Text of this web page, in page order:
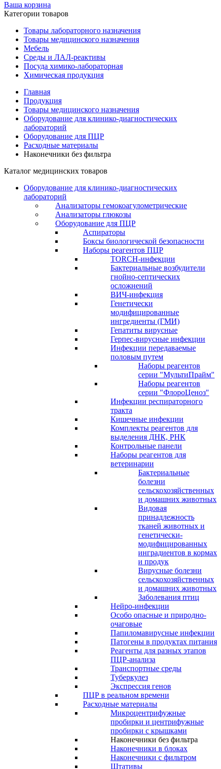
Ваша корзина
Категории товаров
Товары лабораторного назначения
Товары медицинского назначения
Мебель
Среды и ЛАЛ-реактивы
Посуда химико-лабораторная
Химическая продукция
Главная
Продукция
Товары медицинского назначения
Оборудование для клинико-диагностических
лабораторий
Оборудование для ПЦР
Расходные материалы
Наконечники без фильтра
Каталог медицинских товаров
Оборудование для клинико-диагностических
лабораторий
Анализаторы гемокоагулометрические
Анализаторы глюкозы
Оборудование для ПЦР
Аспираторы
Боксы биологической безопасности
Наборы реагентов ПЦР
TORCH-инфекции
Бактериальные возбудители
гнойно-септических
осложнений
ВИЧ-инфекция
Генетически
модифицированные
ингредиенты (ГМИ)
Гепатиты вирусные
Герпес-вирусные инфекции
Инфекции передаваемые
половым путем
Наборы реагентов
серии "МультиПрайм"
Наборы реагентов
серии "ФлороЦеноз"
Инфекции респираторного
тракта
Кишечные инфекции
Комплекты реагентов для
выделения ДНК, РНК
Контрольные панели
Наборы реагентов для
ветеринарии
Бактериальные
болезни
сельскохозяйственных
и домашних животных
Видовая
принадлежность
тканей животных и
генетически-
модифицированных
инградиентов в кормах
и продук
Вирусные болезни
сельскохозяйственных
и домашних животных
Заболевания птиц
Нейро-инфекции
Особо опасные и природно-
очаговые
Папиломавирусные инфекции
Патогены в продуктах питания
Реагенты для разных этапов
ПЦР-анализа
Транспортные среды
Туберкулез
Экспрессия генов
ПЦР в реальном времени
Расходные материалы
Микроцентрифужные
пробирки и центрифужные
пробирки с крышками
Наконечники без фильтра
Наконечники в блоках
Наконечники с фильтром
Штативы